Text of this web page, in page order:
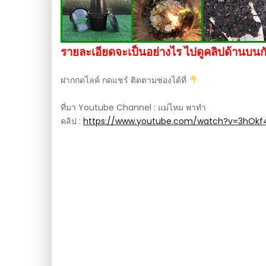
รายละเอียดจะเป็นอย่างไร ไปดูคลิปด้านบน
ฝากกดไลค์ กดแชร์ ติดตามช่องได้ที่
ที่มา Youtube Channel : แม่ไหม พาทํา
คลิป : https://www.youtube.com/